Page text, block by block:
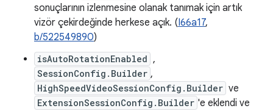
sonuçlarının izlenmesine olanak tanımak için artık
vizör çekirdeğinde herkese açık. (I66a17,
b/522549890)
isAutoRotationEnabled ,
SessionConfig.Builder ,
HighSpeedVideoSessionConfig.Builder ve
ExtensionSessionConfig.Builder 'e eklendi ve